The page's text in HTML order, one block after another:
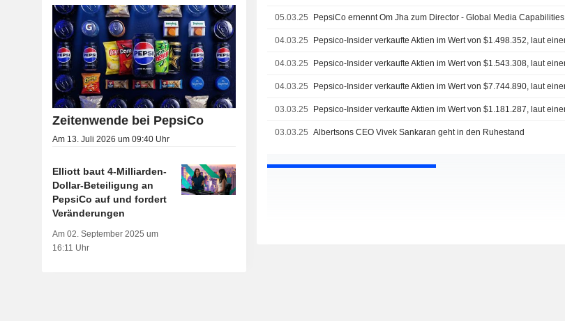
05.03.25 PepsiCo ernennt Om Jha zum Director - Global Media Capabilities
04.03.25
04.03.25
04.03.25
03.03.25
03.03.25 Albertsons CEO Vivek Sankaran geht in den Ruhestand
Zeitenwende bei PepsiCo
Am 13. Juli 2026 um 09:40 Uhr
Elliott baut 4-Milliarden-
Dollar-Beteiligung an
PepsiCo auf und fordert
Veränderungen
Am 02. September 2025 um
16:11 Uhr